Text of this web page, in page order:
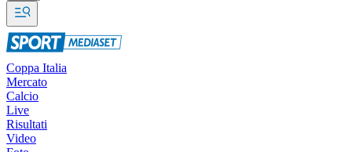
Coppa Italia
Mercato
Calcio
Live
Risultati
Video